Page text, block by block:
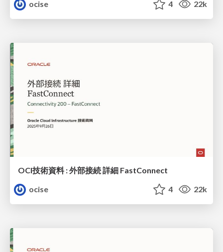
ocise 4 22k
OCI技術資料 : 外部接続 詳細 FastConnect
ocise
4 22k